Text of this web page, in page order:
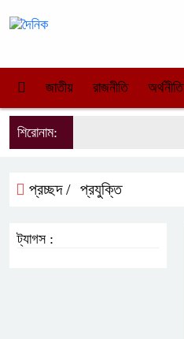
জাতীয় রাজনীতি অর্থনীতি
শিরোনাম:
প্রচ্ছদ / প্রযুক্তি
ট্যাগস :